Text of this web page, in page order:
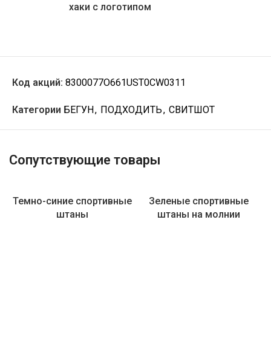
хаки с логотипом
Код акций: 8300077O661UST0CW0311
Категории БЕГУН, ПОДХОДИТЬ, СВИТШОТ
Сопутствующие товары
Темно-синие спортивные
штаны
Зеленые спортивные
штаны на молнии